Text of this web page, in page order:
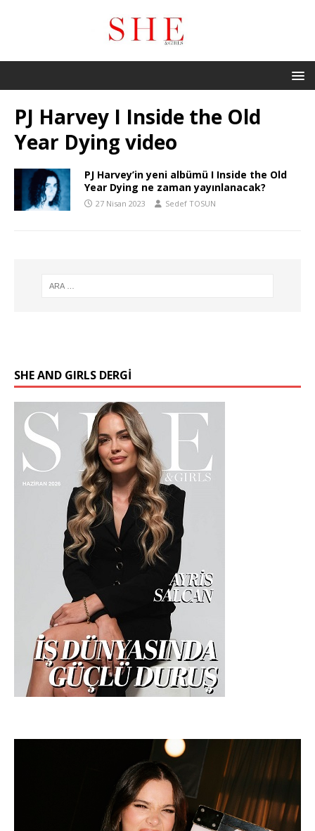
PJ Harvey I Inside the Old
Year Dying video
PJ Harvey’in yeni albümü I Inside the Old
Year Dying ne zaman yayınlanacak?
27 Nisan 2023 Sedef TOSUN
SHE AND GIRLS DERGİ